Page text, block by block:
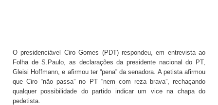
O presidenciável Ciro Gomes (PDT) respondeu, em entrevista ao
Folha de S.Paulo, as declarações da presidente nacional do PT,
Gleisi Hoffmann, e afirmou ter “pena” da senadora. A petista afirmou
que Ciro “não passa” no PT “nem com reza brava”, rechaçando
qualquer possibilidade do partido indicar um vice na chapa do
pedetista.